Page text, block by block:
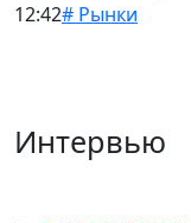
12:42# Рынки
Интервью